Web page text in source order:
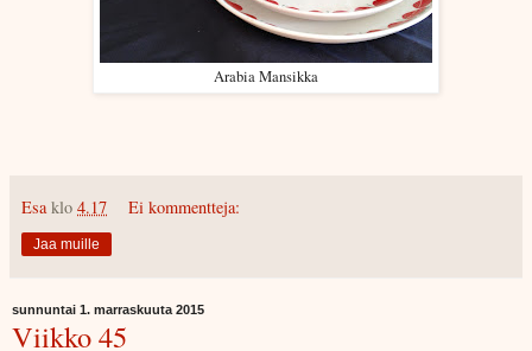
Arabia Mansikka
Esa klo 4.17 Ei kommentteja:
Jaa muille
sunnuntai 1. marraskuuta 2015
Viikko 45